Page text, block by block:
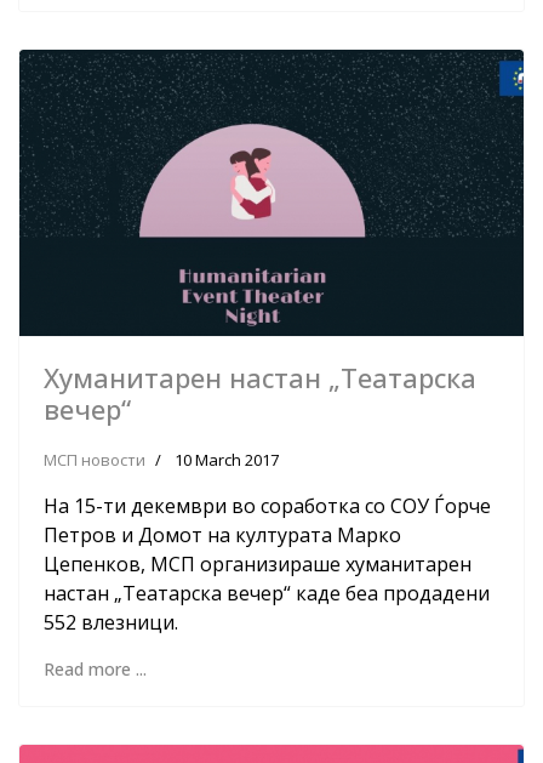
Хуманитарен настан „Театарска
вечер“
МСП новости 10 March 2017
На 15-ти декември во соработка со СОУ Ѓорче
Петров и Домот на културата Марко
Цепенков, МСП организираше хуманитарен
настан „Театарска вечер“ каде беа продадени
552 влезници.
Read more ...